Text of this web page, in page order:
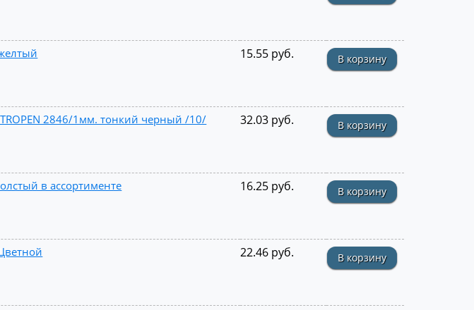
15.55 руб. В корзину
2846/1мм. тонкий черный /10/ 32.03 руб. В корзину
в ассортименте 16.25 руб. В корзину
22.46 руб. В корзину